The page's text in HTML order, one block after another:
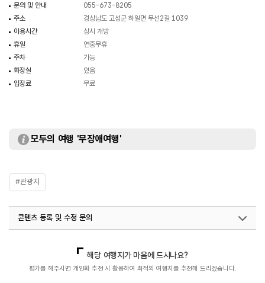
문의 및 안내
055-673-8205
주소
경상남도 고성군 하일면 무선2길 1039
이용시간
상시 개방
휴일
연중무휴
주차
가능
화장실
있음
입장료
무료
모두의 여행 '무장애여행'
#관광지
콘텐츠 등록 및 수정 문의
해당 여행지가 마음에 드시나요?
평가를 해주시면 개인화 추천 시 활용하여 최적의 여행지를 추천해 드리겠습니다.